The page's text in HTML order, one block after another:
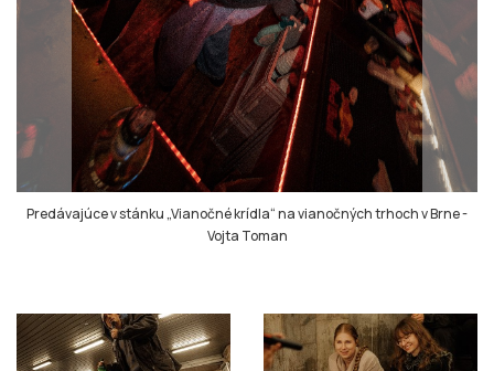
Predávajúce v stánku „Vianočné krídla“ na vianočných trhoch v Brne-
Vojta Toman